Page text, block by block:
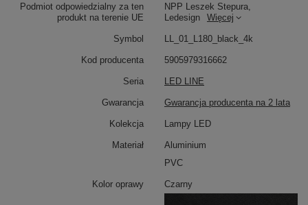
Lampa liniowa LED – perfekcyjne światło nad
Podmiot odpowiedzialny za ten
produkt na terenie UE
NPP Leszek Stepura,
Ledesign
Więcej
Symbol LL_01_L180_black_4k
Kod producenta 5905979316662
Seria LED LINE
Gwarancja Gwarancja producenta na 2 lata
Kolekcja Lampy LED
Materiał
Aluminium
PVC
Kolor oprawy Czarny